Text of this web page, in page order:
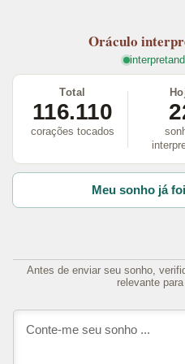
Oráculo
Total
116.110
corações tocados
Meu sonho já
Antes de enviar seu sonho,
relevante